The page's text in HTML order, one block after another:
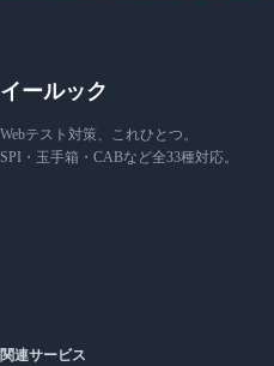
イールック
Webテスト対策、これひとつ。
SPI・玉手箱・CABなど全33種対応。
関連サービス